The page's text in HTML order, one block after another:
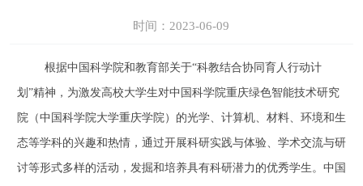
时间：2023-06-09
根据中国科学院和教育部关于“科教结合协同育人行动计
划”精神，为激发高校大学生对中国科学院重庆绿色智能技术研究
院（中国科学院大学重庆学院）的光学、计算机、材料、环境和生
态等学科的兴趣和热情， 通过开展科研实践与体验、学术交流与研
讨等形式多样的活动，发掘和培养具有科研潜力的优秀学生。中国